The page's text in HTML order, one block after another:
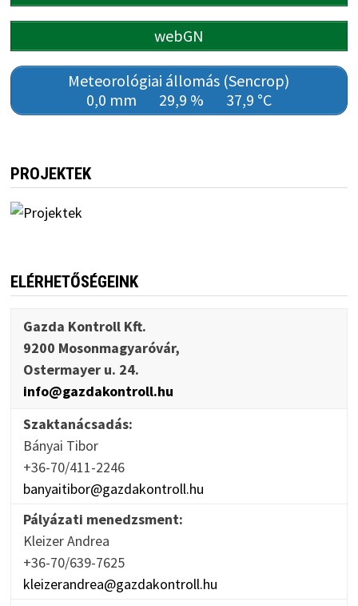
webGN
Meteorológiai állomás (Sencrop)
0,0 mm
29,9 % 37,9 °C
PROJEKTEK
ELÉRHETŐSÉGEINK
Gazda Kontroll Kft.
9200 Mosonmagyaróvár,
Ostermayer u. 24.
info@gazdakontroll.hu
Szaktanácsadás:
Bányai Tibor
+36-70/411-2246
banyaitibor@gazdakontroll.hu
Pályázati menedzsment:
Kleizer Andrea
+36-70/639-7625
kleizerandrea@gazdakontroll.hu